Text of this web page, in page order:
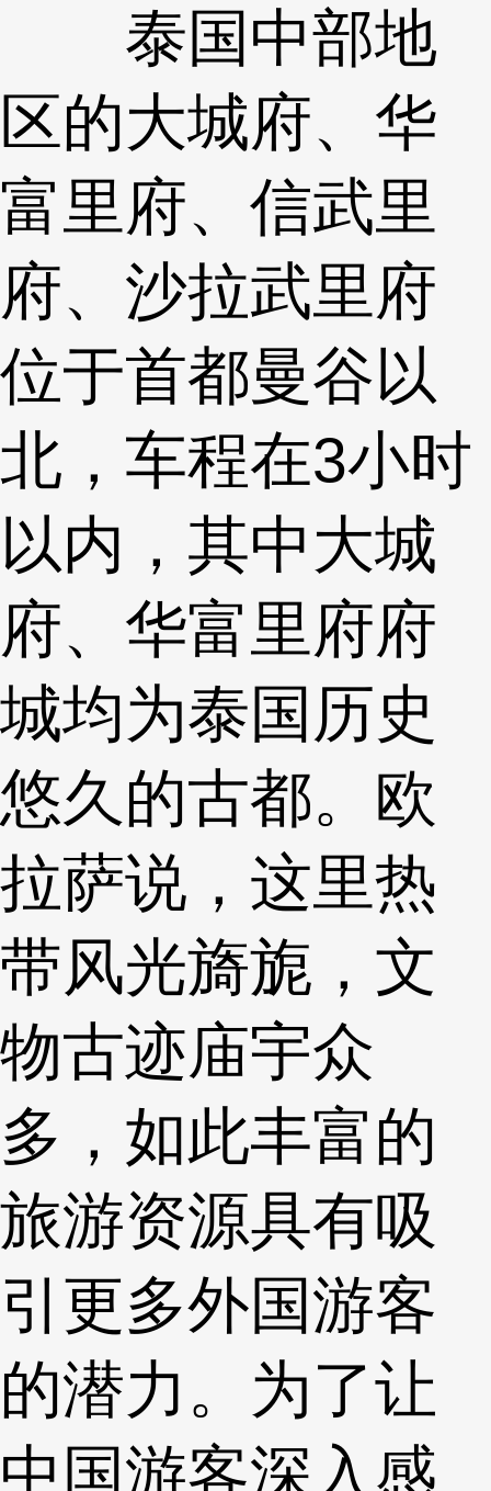
泰国中部地
区的大城府、华
富里府、信武里
府、沙拉武里府
位于首都曼谷以
北，车程在3小时
以内，其中大城
府、华富里府府
城均为泰国历史
悠久的古都。欧
拉萨说，这里热
带风光旖旎，文
物古迹庙宇众
多，如此丰富的
旅游资源具有吸
引更多外国游客
的潜力。为了让
中国游客深入感